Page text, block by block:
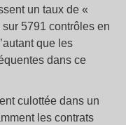
un taux de «
5791 contrôles en
que les
dans ce
culottée dans un
les contrats